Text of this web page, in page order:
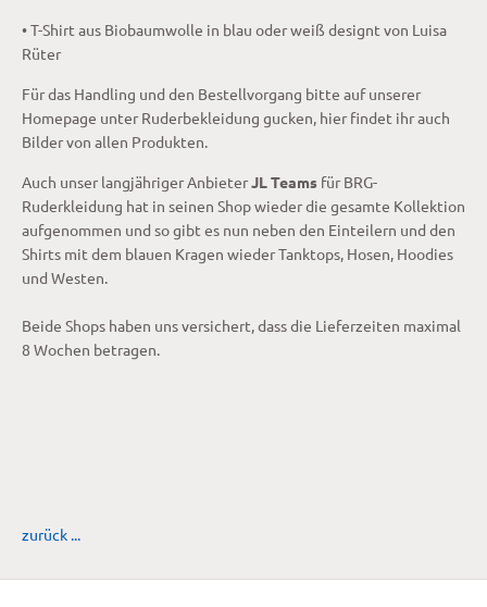
• T-Shirt aus Biobaumwolle in blau oder weiß designt von Luisa
Rüter
Für das Handling und den Bestellvorgang bitte auf unserer
Homepage unter Ruderbekleidung gucken, hier findet ihr auch
Bilder von allen Produkten.
Auch unser langjähriger AnbieterJL Teams für BRG-
Ruderkleidung hat in seinen Shop wieder die gesamte Kollektion
aufgenommen und so gibt es nun neben den Einteilern und den
Shirts mit dem blauen Kragen wieder Tanktops, Hosen, Hoodies
und Westen.
Beide Shops haben uns versichert, dass die Lieferzeiten maximal
8 Wochen betragen.
zurück ...